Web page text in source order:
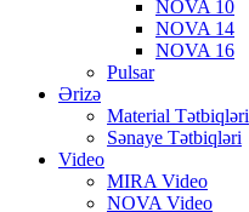
NOVA 10
NOVA 14
NOVA 16
Pulsar
Ərizə
Material Tətbiqləri
Sənaye Tətbiqləri
Video
MIRA Video
NOVA Video